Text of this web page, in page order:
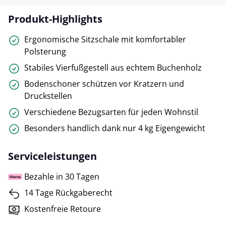
Produkt-Highlights
Ergonomische Sitzschale mit komfortabler
Polsterung
Stabiles Vierfußgestell aus echtem Buchenholz
Bodenschoner schützen vor Kratzern und
Druckstellen
Verschiedene Bezugsarten für jeden Wohnstil
Besonders handlich dank nur 4 kg Eigengewicht
Serviceleistungen
Bezahle in 30 Tagen
14 Tage Rückgaberecht
Kostenfreie Retoure